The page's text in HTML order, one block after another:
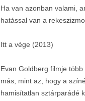
Ha van azonban valami,
hatással van a
Itt a vége (2013)
Evan Goldberg filmje
más, mint az, hogy a
hamisítatlan sztárparádé